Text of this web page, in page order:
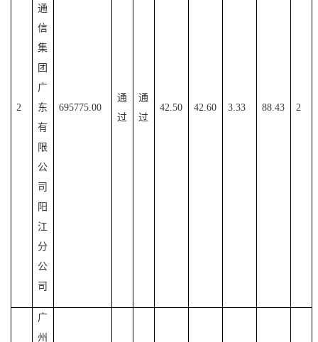
2
通
信
集
团
广
东
有
限
公
司
阳
江
分
公
司
695775.00
通
过
通
过
42.50 42.60 3.33 88.43 2
广
州